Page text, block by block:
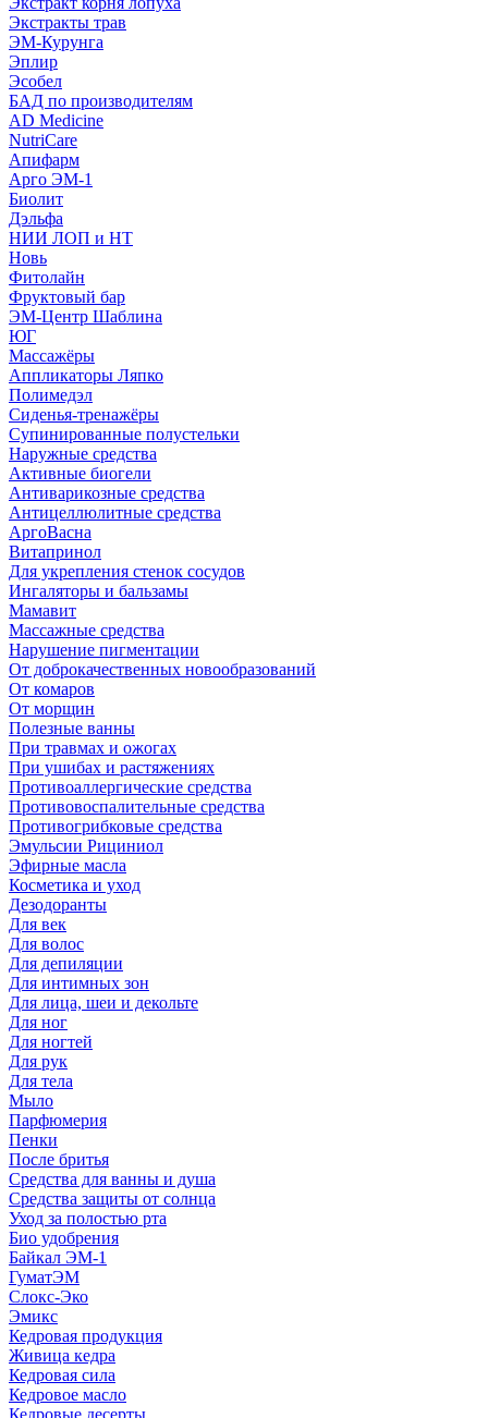
Экстракты трав
ЭМ-Курунга
Эплир
Эсобел
БАД по производителям
AD Medicine
NutriCare
Апифарм
Арго ЭМ-1
Биолит
Дэльфа
НИИ ЛОП и НТ
Новь
Фитолайн
Фруктовый бар
ЭМ-Центр Шаблина
ЮГ
Массажёры
Аппликаторы Ляпко
Полимедэл
Сиденья-тренажёры
Супинированные полустельки
Наружные средства
Активные биогели
Антиварикозные средства
Антицеллюлитные средства
АргоВасна
Витапринол
Для укрепления стенок сосудов
Ингаляторы и бальзамы
Мамавит
Массажные средства
Нарушение пигментации
От доброкачественных новообразований
От комаров
От морщин
Полезные ванны
При травмах и ожогах
При ушибах и растяжениях
Противоаллергические средства
Противовоспалительные средства
Противогрибковые средства
Эмульсии Рициниол
Эфирные масла
Косметика и уход
Дезодоранты
Для век
Для волос
Для депиляции
Для интимных зон
Для лица, шеи и декольте
Для ног
Для ногтей
Для рук
Для тела
Мыло
Парфюмерия
Пенки
После бритья
Средства для ванны и душа
Средства защиты от солнца
Уход за полостью рта
Био удобрения
Байкал ЭМ-1
ГуматЭМ
Слокс-Эко
Эмикс
Кедровая продукция
Живица кедра
Кедровая сила
Кедровое масло